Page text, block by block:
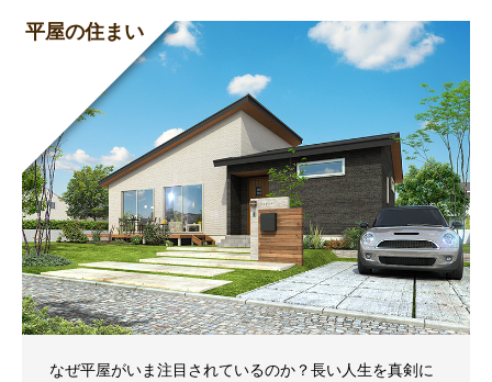
平屋の住まい
なぜ平屋がいま注目されているのか？長い人生を真剣に